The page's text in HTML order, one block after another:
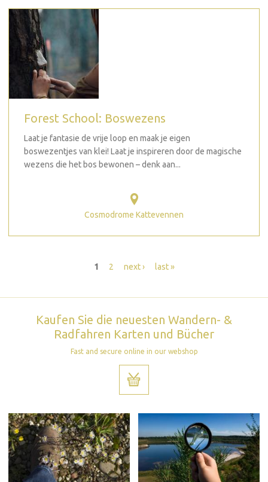
Forest School: Boswezens
Laat je fantasie de vrije loop en maak je eigen
boswezentjes van klei! Laat je inspireren door de magische
wezens die het bos bewonen – denk aan...
Cosmodrome Kattevennen
1 2 next › last »
Kaufen Sie die neuesten Wandern- &
Radfahren Karten und Bücher
Fast and secure online in our webshop